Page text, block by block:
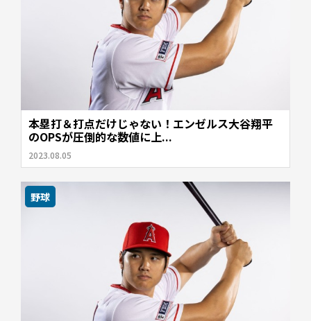
本塁打＆打点だけじゃない！エンゼルス大谷翔平
のOPSが圧倒的な数値に上...
2023.08.05
野球